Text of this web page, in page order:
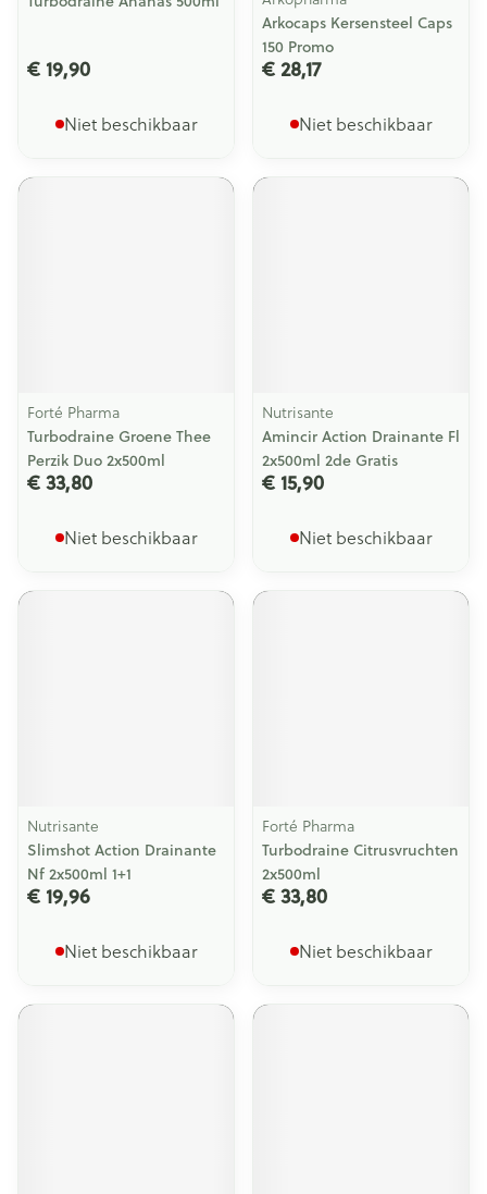
€ 19,90
Niet beschikbaar
Arkocaps Kersensteel Caps
150 Promo
€ 28,17
Niet beschikbaar
Forté Pharma
Turbodraine Groene Thee
Perzik Duo 2x500ml
€ 33,80
Niet beschikbaar
Nutrisante
Amincir Action Drainante Fl
2x500ml 2de Gratis
€ 15,90
Niet beschikbaar
Nutrisante
Slimshot Action Drainante
Nf 2x500ml 1+1
€ 19,96
Niet beschikbaar
Forté Pharma
Turbodraine Citrusvruchten
2x500ml
€ 33,80
Niet beschikbaar